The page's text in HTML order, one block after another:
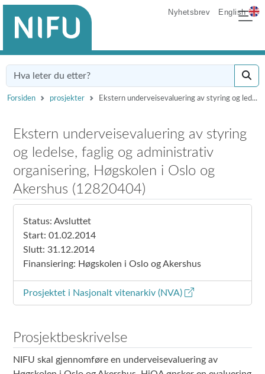
Nyhetsbrev English
Forsiden prosjekter Ekstern underveisevaluering av styring og led...
Ekstern underveisevaluering av styring
og ledelse, faglig og administrativ
organisering, Høgskolen i Oslo og
Akershus (12820404)
Status: Avsluttet
Start: 01.02.2014
Slutt: 31.12.2014
Finansiering: Høgskolen i Oslo og Akershus
Prosjektet i Nasjonalt vitenarkiv (NVA)
Prosjektbeskrivelse
NIFU skal gjennomføre en underveisevaluering av